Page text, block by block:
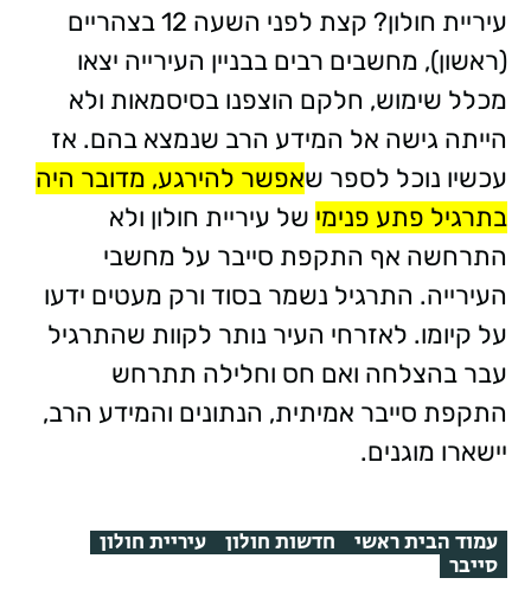
עיריית חולון? קצת לפני השעה 12 בצהריים
(ראשון), מחשבים רבים בבניין העירייה יצאו
מכלל שימוש, חלקם הוצפנו בסיסמאות ולא
הייתה גישה אל המידע הרב שנמצא בהם. אז
עכשיו נוכל לספר שאפשר להירגע, מדובר היה
בתרגיל פתע פנימי של עיריית חולון ולא
התרחשה אף התקפת סייבר על מחשבי
העירייה. התרגיל נשמר בסוד ורק מעטים ידעו
על קיומו. לאזרחי העיר נותר לקוות שהתרגיל
עבר בהצלחה ואם חס וחלילה תתרחש
התקפת סייבר אמיתית, הנתונים והמידע הרב,
יישארו מוגנים.
עמוד הבית ראשי חדשות חולון עיריית חולון
סייבר